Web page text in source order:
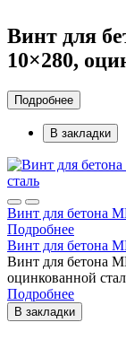
Винт для
10×280,
Подробнее
В закладки
Винт для бетона
Подробнее
Винт для бетона
Винт для бетона
оцинкованной
Подробнее
В закладки